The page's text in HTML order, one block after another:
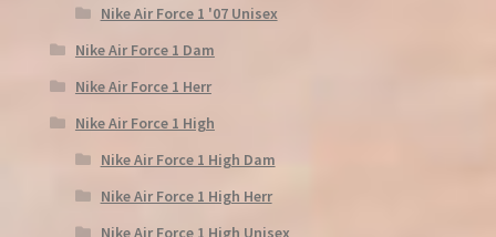
Nike Air Force 1 '07 Unisex
Nike Air Force 1 Dam
Nike Air Force 1 Herr
Nike Air Force 1 High
Nike Air Force 1 High Dam
Nike Air Force 1 High Herr